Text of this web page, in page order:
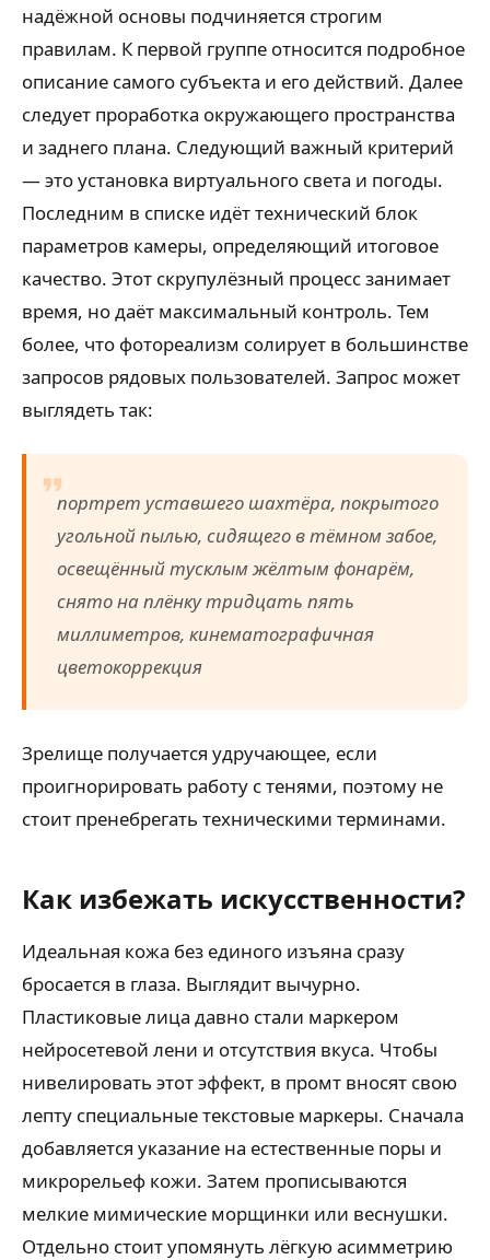
надёжной основы подчиняется строгим
правилам. К первой группе относится подробное
описание самого субъекта и его действий. Далее
следует проработка окружающего пространства
и заднего плана. Следующий важный критерий
— это установка виртуального света и погоды.
Последним в списке идёт технический блок
параметров камеры, определяющий итоговое
качество. Этот скрупулёзный процесс занимает
время, но даёт максимальный контроль. Тем
более, что фотореализм солирует в большинстве
запросов рядовых пользователей. Запрос может
выглядеть так:
портрет уставшего шахтёра, покрытого
угольной пылью, сидящего в тёмном забое,
освещённый тусклым жёлтым фонарём,
снято на плёнку тридцать пять
миллиметров, кинематографичная
цветокоррекция
Зрелище получается удручающее, если
проигнорировать работу с тенями, поэтому не
стоит пренебрегать техническими терминами.
Как избежать искусственности?
Идеальная кожа без единого изъяна сразу
бросается в глаза. Выглядит вычурно.
Пластиковые лица давно стали маркером
нейросетевой лени и отсутствия вкуса. Чтобы
нивелировать этот эффект, в промт вносят свою
лепту специальные текстовые маркеры. Сначала
добавляется указание на естественные поры и
микрорельеф кожи. Затем прописываются
мелкие мимические морщинки или веснушки.
Отдельно стоит упомянуть лёгкую асимметрию